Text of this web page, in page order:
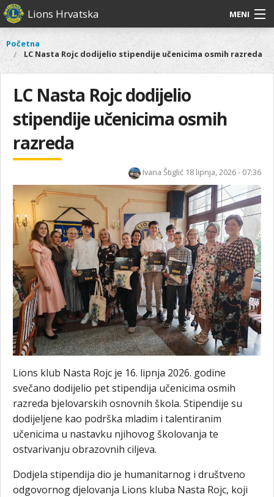
Skoči
na
sadržaj
Lions Hrvatska MENI
O nama
Lions Distrikt 126
Naši projekti
Aktivnosti
Glavni
izbornik
O
nama
Lions
Distrikt
126
Naši
projekti
Aktivnosti
Vi
ste
ovdje
Početna
LC Nasta Rojc dodijelio stipendije učenicima osmih razreda
LC Nasta Rojc dodijelio
stipendije učenicima osmih
razreda
Ivana Štiglić 18 lipnja, 2026 - 07:36
Lions klub Nasta Rojc je 16. lipnja 2026. godine
svečano dodijelio pet stipendija učenicima osmih
razreda bjelovarskih osnovnih škola. Stipendije su
dodijeljene kao podrška mladim i talentiranim
učenicima u nastavku njihovog školovanja te
ostvarivanju obrazovnih ciljeva.
Dodjela stipendija dio je humanitarnog i društveno
odgovornog djelovanja Lions kluba Nasta Rojc, koji